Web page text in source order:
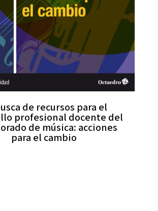
de recursos para el
profesional docente del
de música: acciones
para el cambio